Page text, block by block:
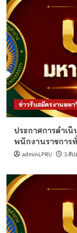
ข่าวรับสมัครงานมหา
ประกาศการดำเนิ
พนักงานราชการ
adminLPRU 3 สั